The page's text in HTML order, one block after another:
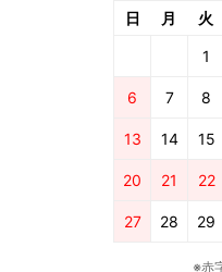
日 月 火
1
6 7 8
13 14 15
20 21 22
27 28 29
※赤